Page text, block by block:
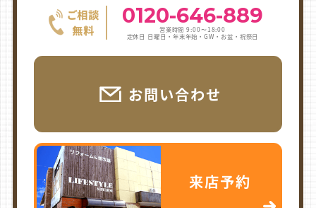
0120-646-889
営業時間 9:00〜18:00
定休日 日曜日・年末年始・GW・お盆・祝祭日
お問い合わせ
来店予約